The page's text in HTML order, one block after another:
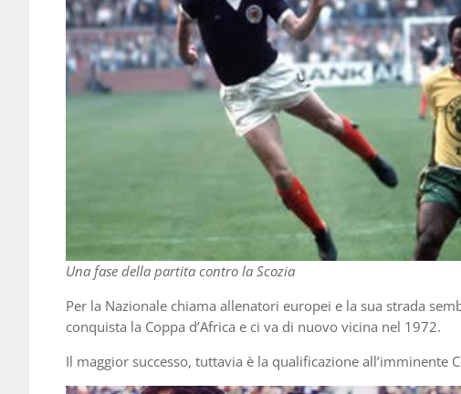
Una fase della partita contro la Scozia
Per la Nazionale chiama allenatori europei e la sua strada
conquista la Coppa d’Africa e ci va di nuovo vicina nel 1972.
Il maggior successo, tuttavia è la qualificazione